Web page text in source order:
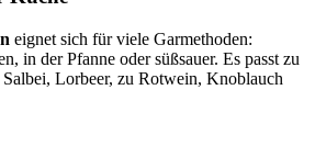
eignet sich für viele Garmethoden:
in der Pfanne oder süßsauer. Es passt zu
Lorbeer, zu Rotwein, Knoblauch